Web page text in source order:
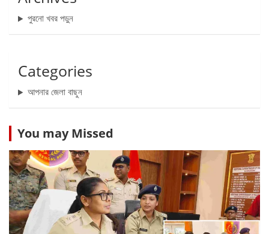
পুরনো খবর পড়ুন
Categories
আপনার জেলা বাছুন
You may Missed